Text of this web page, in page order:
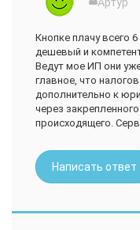
Артур
Кнопке плачу всего
дешевый и
Ведут мое ИП они
главное, что
дополнительно к
через
происходящего.
Написать ответ